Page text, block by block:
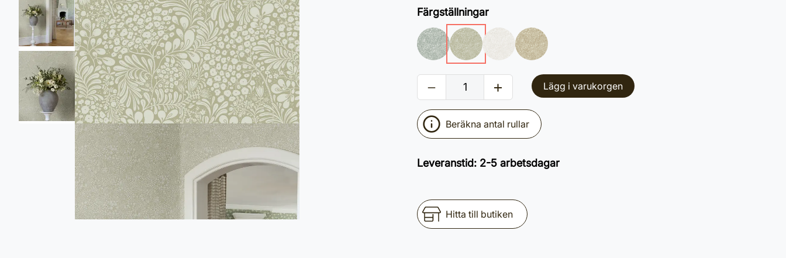
Färgställningar
Lägg i varukorgen
Beräkna antal rullar
Leveranstid: 2-5 arbetsdagar
Hitta till butiken